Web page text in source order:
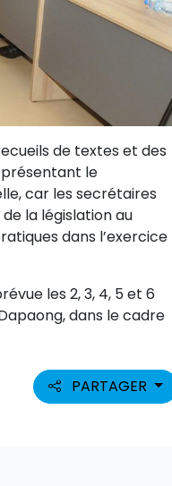
de textes et des
le
car les secrétaires
la législation au
dans l’exercice
les 2, 3, 4, 5 et 6
dans le cadre
PARTAGER